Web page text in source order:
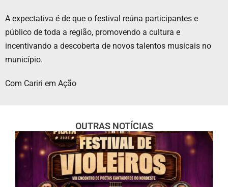
A expectativa é de que o festival reúna participantes e
público de toda a região, promovendo a cultura e
incentivando a descoberta de novos talentos musicais no
município.
Com Cariri em Ação
OUTRAS NOTÍCIAS